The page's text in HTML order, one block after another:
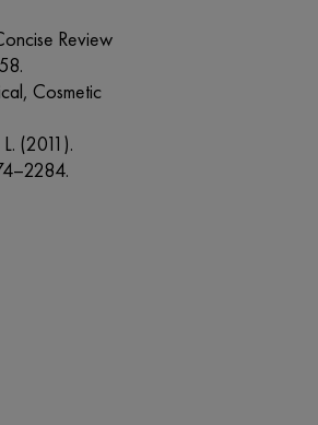
Review
Cosmetic
(2011).